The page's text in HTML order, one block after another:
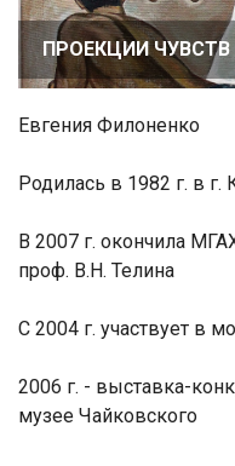
ПРОЕКЦИИ ЧУВСТВ
Евгения Филоненко
Родилась в 1982 г. в г.
В 2007 г. окончила
проф. В.Н. Телина
С 2004 г. участвует в
2006 г. - выставка-
музее Чайковского